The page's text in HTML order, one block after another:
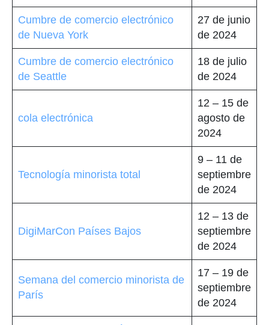
Cumbre de comercio electrónico
de Nueva York
27 de junio
de 2024
Cumbre de comercio electrónico
de Seattle
18 de julio
de 2024
cola electrónica
12 – 15 de
agosto de
2024
Tecnología minorista total
9 – 11 de
septiembre
de 2024
DigiMarCon Países Bajos
12 – 13 de
septiembre
de 2024
Semana del comercio minorista de
París
17 – 19 de
septiembre
de 2024